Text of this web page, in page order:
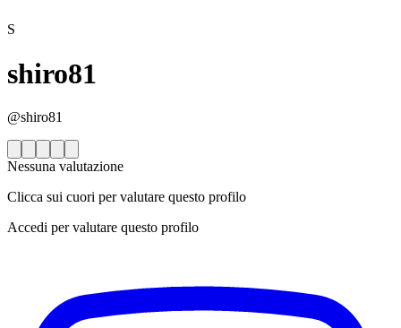
S
shiro81
@shiro81
Nessuna valutazione
Clicca sui cuori per valutare questo profilo
Accedi per valutare questo profilo